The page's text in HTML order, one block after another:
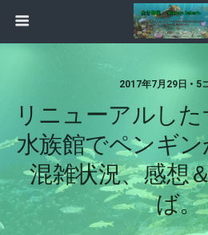
2017年7月29日 • 5
リニューアルし
水族館でペンギ
混雑状況、感想
ば。